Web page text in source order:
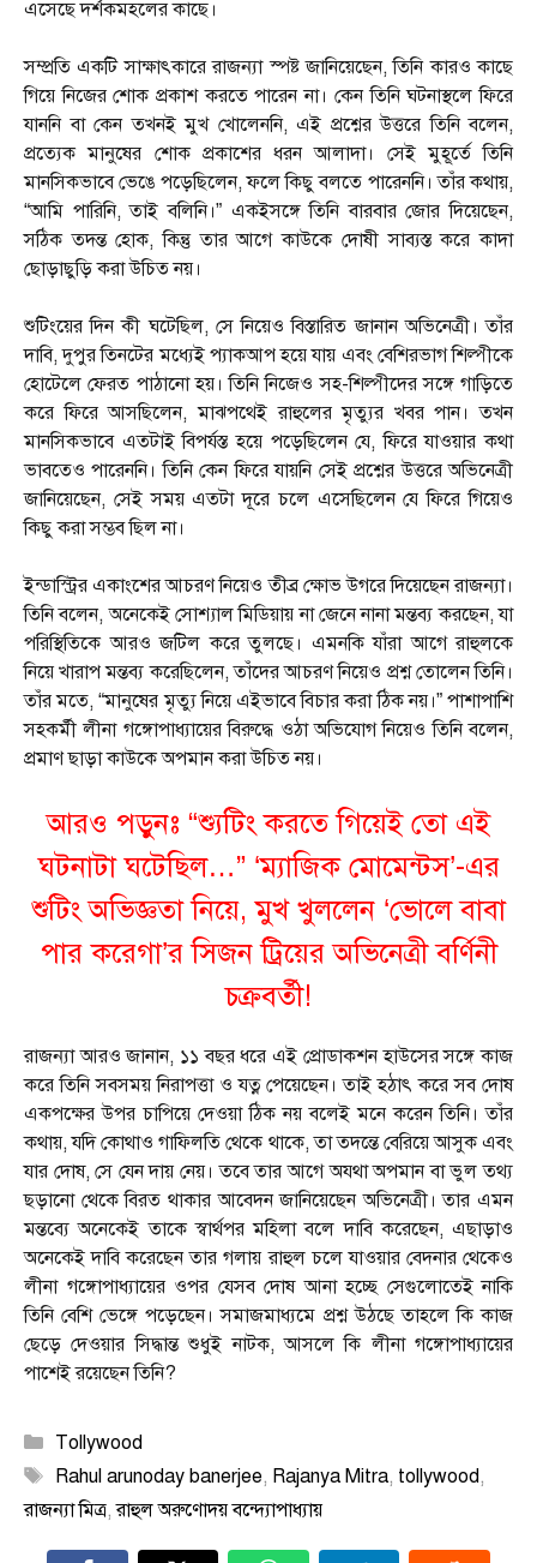
এসেছে দর্শকমহলের কাছে।
সম্প্রতি একটি সাক্ষাৎকারে রাজন্যা স্পষ্ট জানিয়েছেন, তিনি কারও কাছে
গিয়ে নিজের শোক প্রকাশ করতে পারেন না। কেন তিনি ঘটনাস্থলে ফিরে
যাননি বা কেন তখনই মুখ খোলেননি, এই প্রশ্নের উত্তরে তিনি বলেন,
প্রত্যেক মানুষের শোক প্রকাশের ধরন আলাদা। সেই মুহূর্তে তিনি
মানসিকভাবে ভেঙে পড়েছিলেন, ফলে কিছু বলতে পারেননি। তাঁর কথায়,
“আমি পারিনি, তাই বলিনি।” একইসঙ্গে তিনি বারবার জোর দিয়েছেন,
সঠিক তদন্ত হোক, কিন্তু তার আগে কাউকে দোষী সাব্যস্ত করে কাদা
ছোড়াছুড়ি করা উচিত নয়।
শুটিংয়ের দিন কী ঘটেছিল, সে নিয়েও বিস্তারিত জানান অভিনেত্রী। তাঁর
দাবি, দুপুর তিনটের মধ্যেই প্যাকআপ হয়ে যায় এবং বেশিরভাগ শিল্পীকে
হোটেলে ফেরত পাঠানো হয়। তিনি নিজেও সহ-শিল্পীদের সঙ্গে গাড়িতে
করে ফিরে আসছিলেন, মাঝপথেই রাহুলের মৃত্যুর খবর পান। তখন
মানসিকভাবে এতটাই বিপর্যস্ত হয়ে পড়েছিলেন যে, ফিরে যাওয়ার কথা
ভাবতেও পারেননি। তিনি কেন ফিরে যায়নি সেই প্রশ্নের উত্তরে অভিনেত্রী
জানিয়েছেন, সেই সময় এতটা দূরে চলে এসেছিলেন যে ফিরে গিয়েও
কিছু করা সম্ভব ছিল না।
ইন্ডাস্ট্রির একাংশের আচরণ নিয়েও তীব্র ক্ষোভ উগরে দিয়েছেন রাজন্যা।
তিনি বলেন, অনেকেই সোশ্যাল মিডিয়ায় না জেনে নানা মন্তব্য করছেন, যা
পরিস্থিতিকে আরও জটিল করে তুলছে। এমনকি যাঁরা আগে রাহুলকে
নিয়ে খারাপ মন্তব্য করেছিলেন, তাঁদের আচরণ নিয়েও প্রশ্ন তোলেন তিনি।
তাঁর মতে, “মানুষের মৃত্যু নিয়ে এইভাবে বিচার করা ঠিক নয়।” পাশাপাশি
সহকর্মী লীনা গঙ্গোপাধ্যায়ের বিরুদ্ধে ওঠা অভিযোগ নিয়েও তিনি বলেন,
প্রমাণ ছাড়া কাউকে অপমান করা উচিত নয়।
আরও পড়ুনঃ “শ্যুটিং করতে গিয়েই তো এই
ঘটনাটা ঘটেছিল…” ‘ম্যাজিক মোমেন্টস’-এর
শুটিং অভিজ্ঞতা নিয়ে, মুখ খুললেন ‘ভোলে বাবা
পার করেগা’র সিজন ট্রিয়ের অভিনেত্রী বর্ণিনী
চক্রবর্তী!
রাজন্যা আরও জানান, ১১ বছর ধরে এই প্রোডাকশন হাউসের সঙ্গে কাজ
করে তিনি সবসময় নিরাপত্তা ও যত্ন পেয়েছেন। তাই হঠাৎ করে সব দোষ
একপক্ষের উপর চাপিয়ে দেওয়া ঠিক নয় বলেই মনে করেন তিনি। তাঁর
কথায়, যদি কোথাও গাফিলতি থেকে থাকে, তা তদন্তে বেরিয়ে আসুক এবং
যার দোষ, সে যেন দায় নেয়। তবে তার আগে অযথা অপমান বা ভুল তথ্য
ছড়ানো থেকে বিরত থাকার আবেদন জানিয়েছেন অভিনেত্রী। তার এমন
মন্তব্যে অনেকেই তাকে স্বার্থপর মহিলা বলে দাবি করেছেন, এছাড়াও
অনেকেই দাবি করেছেন তার গলায় রাহুল চলে যাওয়ার বেদনার থেকেও
লীনা গঙ্গোপাধ্যায়ের ওপর যেসব দোষ আনা হচ্ছে সেগুলোতেই নাকি
তিনি বেশি ভেঙ্গে পড়েছেন। সমাজমাধ্যমে প্রশ্ন উঠছে তাহলে কি কাজ
ছেড়ে দেওয়ার সিদ্ধান্ত শুধুই নাটক, আসলে কি লীনা গঙ্গোপাধ্যায়ের
পাশেই রয়েছেন তিনি?
Categories
Tollywood
Tags
Rahul arunoday banerjee, Rajanya Mitra, tollywood,
রাজন্যা মিত্র,রাহুল অরুণোদয় বন্দ্যোপাধ্যায়